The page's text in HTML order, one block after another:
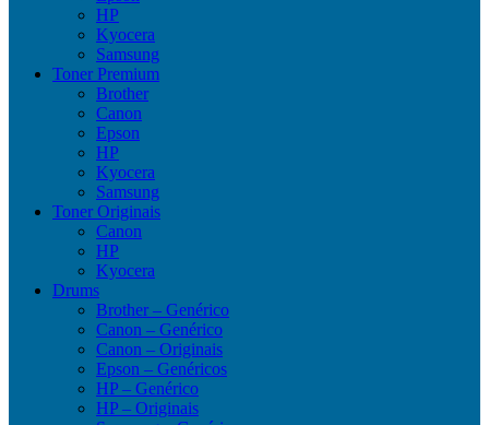
HP
Kyocera
Samsung
Toner Premium
Brother
Canon
Epson
HP
Kyocera
Samsung
Toner Originais
Canon
HP
Kyocera
Drums
Brother – Genérico
Canon – Genérico
Canon – Originais
Epson – Genéricos
HP – Genérico
HP – Originais